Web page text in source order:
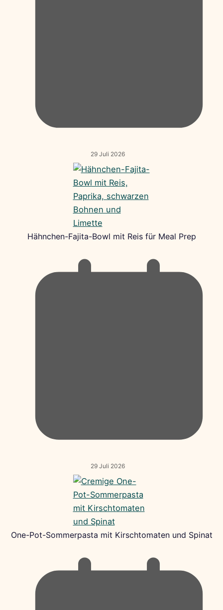
29 Juli 2026
Hähnchen-Fajita-Bowl mit Reis für Meal Prep
29 Juli 2026
One-Pot-Sommerpasta mit Kirschtomaten und Spinat